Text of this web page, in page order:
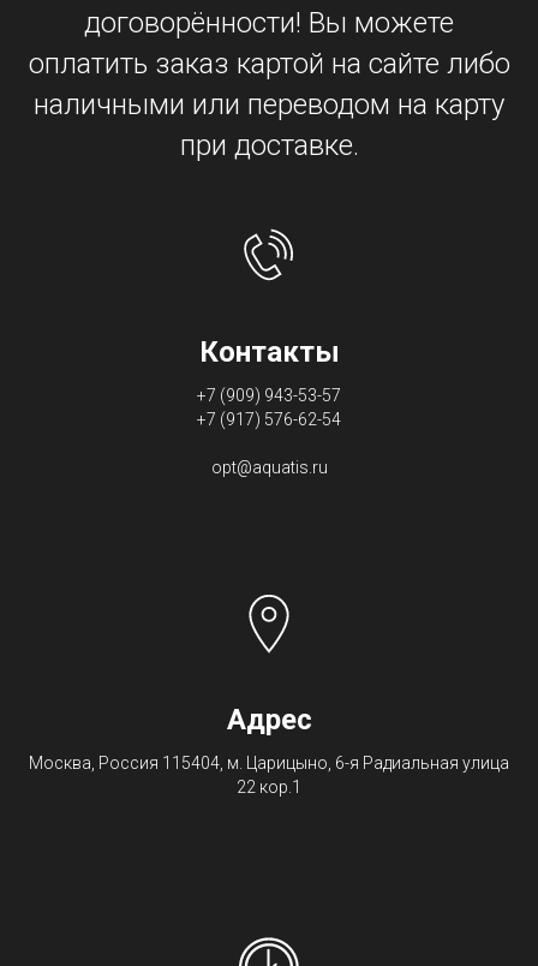
договорённости! Вы можете
оплатить заказ картой на сайте либо
наличными или переводом на карту
при доставке.
Контакты
+7 (909) 943-53-57
+7 (917) 576-62-54
opt@aquatis.ru
Адрес
Москва, Россия 115404, м. Царицыно, 6-я Радиальная улица
22 кор.1